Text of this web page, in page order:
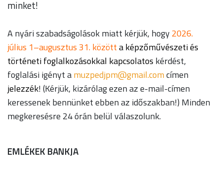
minket!
A nyári szabadságolások miatt kérjük, hogy2026.
július 1–augusztus 31. közötta képzőművészeti és
történeti foglalkozásokkal kapcsolatos kérdést,
foglalási igényt amoc.liamg@mpjdepzumcímen
jelezzék! (Kérjük, kizárólag ezen az e-mail-címen
keressenek bennünket ebben az időszakban!) Minden
megkeresésre 24 órán belül válaszolunk.
EMLÉKEK BANKJA